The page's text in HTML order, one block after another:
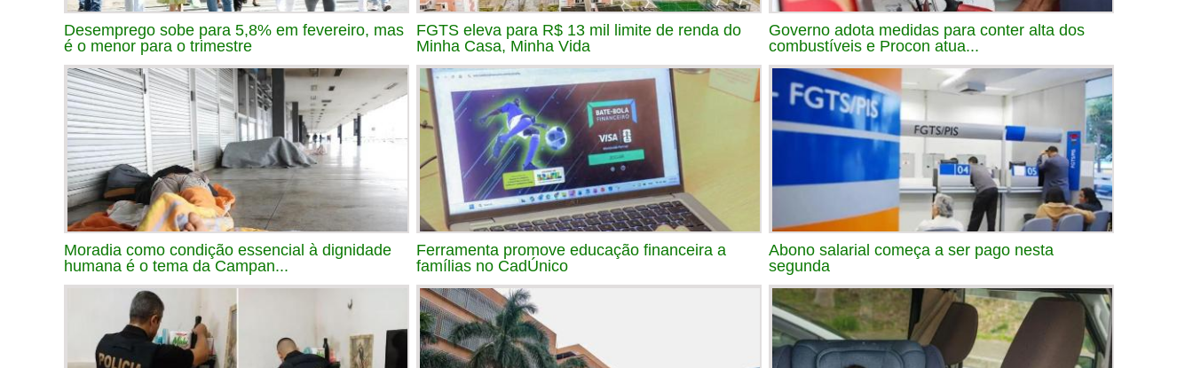
Desemprego sobe para 5,8% em fevereiro, mas
é o menor para o trimestre
FGTS eleva para R$ 13 mil limite de renda do
Minha Casa, Minha Vida
Governo adota medidas para conter alta dos
combustíveis e Procon atua...
Moradia como condição essencial à dignidade
humana é o tema da Campan...
Ferramenta promove educação financeira a
famílias no CadÚnico
Abono salarial começa a ser pago nesta
segunda